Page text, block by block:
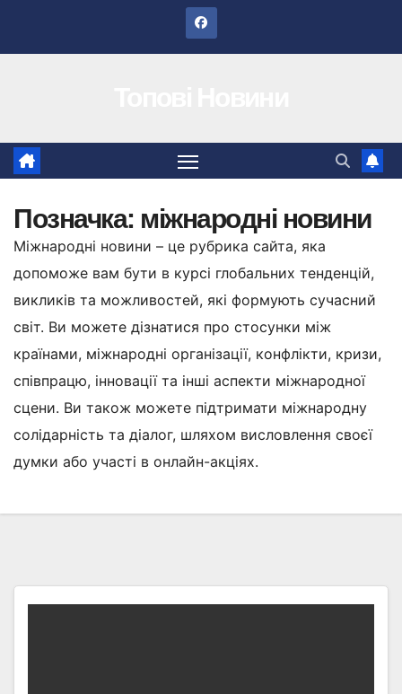
Позначка: міжнародні новини
Міжнародні новини – це рубрика сайта, яка
допоможе вам бути в курсі глобальних тенденцій,
викликів та можливостей, які формують сучасний
світ. Ви можете дізнатися про стосунки між
країнами, міжнародні організації, конфлікти, кризи,
співпрацю, інновації та інші аспекти міжнародної
сцени. Ви також можете підтримати міжнародну
солідарність та діалог, шляхом висловлення своєї
думки або участі в онлайн-акціях.